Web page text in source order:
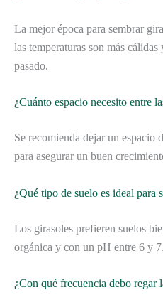
La mejor época para sembrar
las temperaturas son más
pasado.
¿Cuánto espacio necesito entre
Se recomienda dejar un espacio
para asegurar un buen
¿Qué tipo de suelo es ideal para
Los girasoles prefieren suelos
orgánica y con un pH entre 6 y 7.
¿Con qué frecuencia debo regar